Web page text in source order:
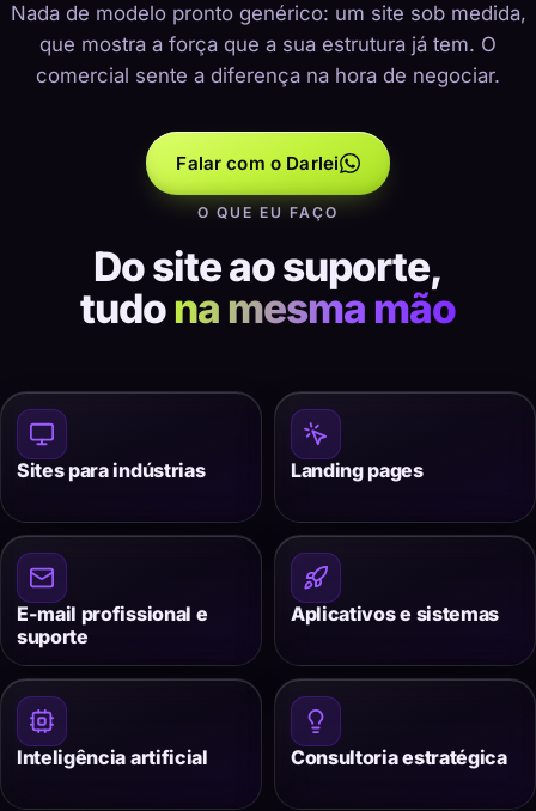
Nada de modelo pronto genérico: um site sob medida,
que mostra a força que a sua estrutura já tem. O
comercial sente a diferença na hora de negociar.
Falar com o Darlei
O QUE EU FAÇO
Do site ao suporte,
tudona mesma mão
Sites para indústrias Landing pages
E-mail profissional e
suporte
Aplicativos e sistemas
Inteligência artificial Consultoria estratégica